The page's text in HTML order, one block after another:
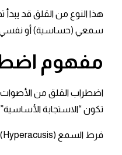
هذا النوع من القلق قد
سمعي (حساسية) أو نفسي
مفهوم
اضطراب القلق من
تكون “الاستجابة
فرط السمع (Hyperacusis) يعبّر أكثر عن انخفاض تحمّل الصوت من الناحية السمعية/الحسية، وقد يختلط بالفونوفوبيا لأن الشخص قد يبدأ بالخوف من الصوت نتيجة توقع الألم أو الانزعاج. ​